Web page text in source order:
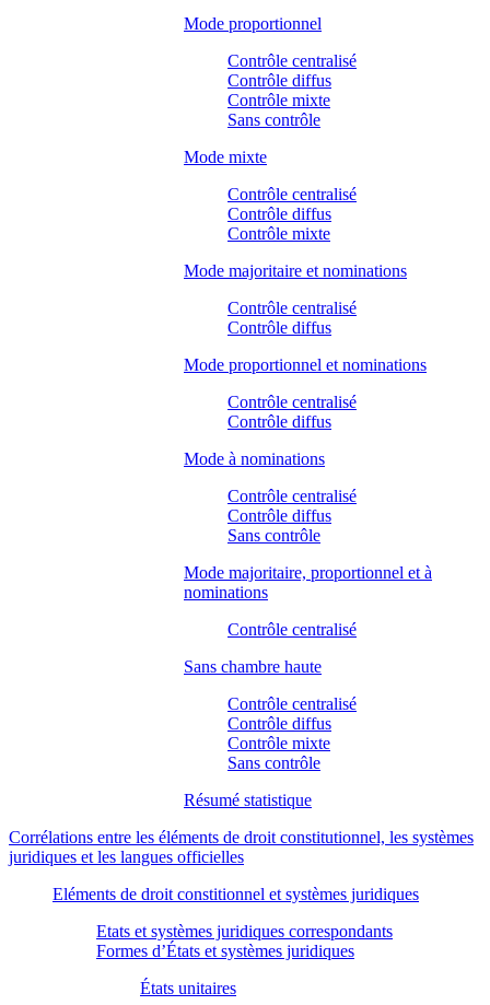
Mode proportionnel
Contrôle centralisé
Contrôle diffus
Contrôle mixte
Sans contrôle
Mode mixte
Contrôle centralisé
Contrôle diffus
Contrôle mixte
Mode majoritaire et nominations
Contrôle centralisé
Contrôle diffus
Mode proportionnel et nominations
Contrôle centralisé
Contrôle diffus
Mode à nominations
Contrôle centralisé
Contrôle diffus
Sans contrôle
Mode majoritaire, proportionnel et à
nominations
Contrôle centralisé
Sans chambre haute
Contrôle centralisé
Contrôle diffus
Contrôle mixte
Sans contrôle
Résumé statistique
Corrélations entre les éléments de droit constitutionnel, les systèmes
juridiques et les langues officielles
Eléments de droit constitionnel et systèmes juridiques
Etats et systèmes juridiques correspondants
Formes d’États et systèmes juridiques
États unitaires